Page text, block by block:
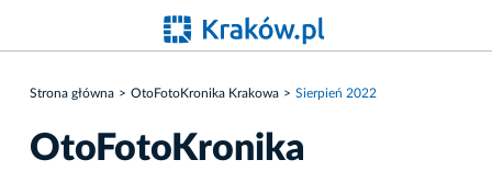
Strona główna OtoFotoKronika Krakowa Sierpień 2022
OtoFotoKronika